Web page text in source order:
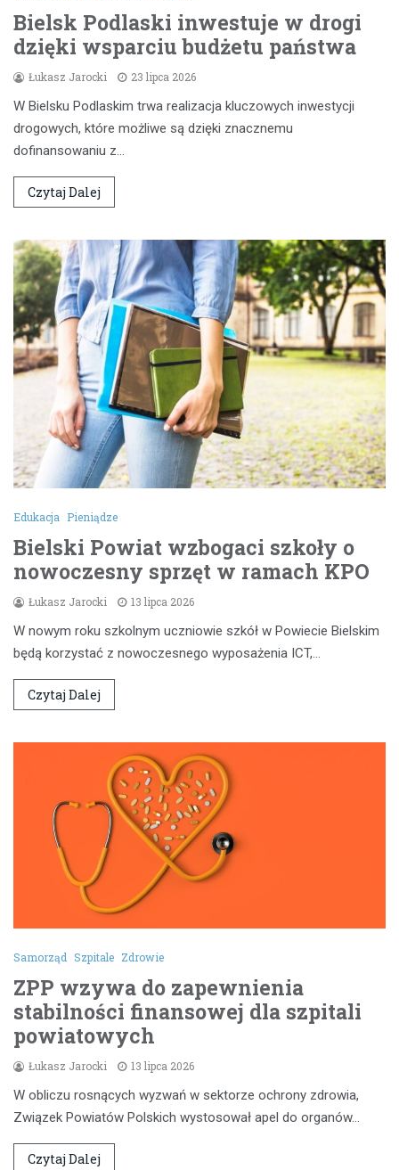
Bielsk Podlaski inwestuje w drogi
dzięki wsparciu budżetu państwa
Łukasz Jarocki 23 lipca 2026
W Bielsku Podlaskim trwa realizacja kluczowych inwestycji
drogowych, które możliwe są dzięki znacznemu
dofinansowaniu z…
Czytaj Dalej
Edukacja Pieniądze
Bielski Powiat wzbogaci szkoły o
nowoczesny sprzęt w ramach KPO
Łukasz Jarocki 13 lipca 2026
W nowym roku szkolnym uczniowie szkół w Powiecie Bielskim
będą korzystać z nowoczesnego wyposażenia ICT,…
Czytaj Dalej
Samorząd Szpitale Zdrowie
ZPP wzywa do zapewnienia
stabilności finansowej dla szpitali
powiatowych
Łukasz Jarocki 13 lipca 2026
W obliczu rosnących wyzwań w sektorze ochrony zdrowia,
Związek Powiatów Polskich wystosował apel do organów…
Czytaj Dalej